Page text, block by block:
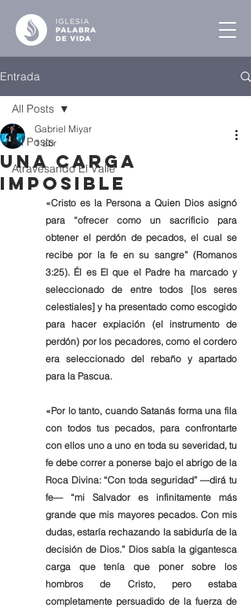
Entrada
All Posts
Atravesando El Valle
All Posts
Una Carga
Imposible
Gabriel Miyar
1 abr
«Cristo es la Persona a Quien Dios asignó
para “ofrecer como un sacrificio para
obtener el perdón de pecados, el cual se
recibe por la fe en su sangre” (Romanos
3:25). Él es El que el Padre ha marcado y
seleccionado de entre todos [los seres
celestiales] y ha presentado como escogido
para hacer expiación (el instrumento de
perdón) por los pecadores, como el cordero
era seleccionado del rebaño y apartado
para la Pascua.
«Por lo tanto, cuando Satanás forma una fila
con todos tus pecados, para confrontarte
con ellos uno a uno en toda su severidad, tu
fe debe correr a ponerse bajo el abrigo de la
Roca Divina: “Con toda seguridad” —dirá tu
fe— “mi Salvador es infinitamente más
grande que mis mayores pecados. Con mis
dudas, estaría rechazando la sabiduría de la
decisión de Dios.” Dios sabía la gigantesca
carga que tenía que poner sobre los
hombros de Cristo, pero estaba
completamente persuadido de la fuerza de